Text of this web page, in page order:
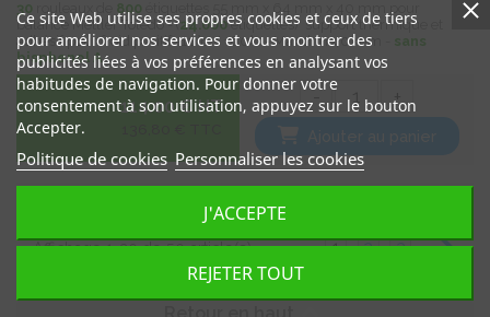
30 rouleaux de 800 étiquettes 55 mm x 64 mm x 40 mm pour
balance Mettler Toledo - (24.000étiquettes) support thermique et
adhésif pour froid positif -10°c / +60°c - Mandrin 40 mm - sans
bisphenol A
114.00 € HT - +
Affichage 1-20 de 50 article(s) 1 2 3
Ce site Web utilise ses propres cookies et ceux de tiers
pour améliorer nos services et vous montrer des
publicités liées à vos préférences en analysant vos
habitudes de navigation. Pour donner votre
consentement à son utilisation, appuyez sur le bouton
Accepter.
Politique de cookies Personnaliser les cookies
REJETER TOUT
J'ACCEPTE